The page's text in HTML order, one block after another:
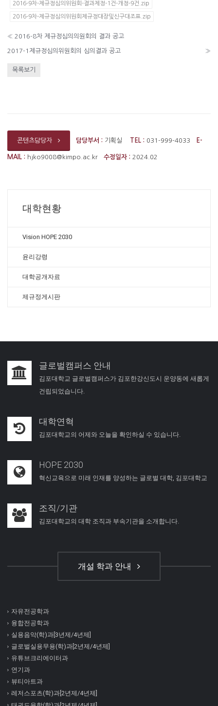
2016-9차-제규정심의위원회-결과제정-1건-개정-9건.zip
2016-9차-제규정심의위원회제규정대장및신구대조표.zip
« 2016-8차 제규정심의의원회의 결과 공고
2017-1제규정심의위원회의 심의결과 공고 »
목록보기
콘텐츠담당자 담당부서 : 기획실 TEL : 031-999-4033 E-
MAIL : hjko9008@kimpo.ac.kr 수정일자 : 2024.02
대학현황
Vision HOPE 2030
윤리강령
대학공개자료
제규정게시판
글로벌캠퍼스 안내
김포대학교 글로벌캠퍼스가 김포한강신도시 운양동에 새롭게
건립되었습니다.
대학연혁
김포대학교의 어제와 오늘을 확인하실 수 있습니다.
HOPE 2030
혁신교육으로 미래 인재를 양성하는 글로벌 대학, 김포대학교
조직/기관
김포대학교의 대학 조직과 부속기관을 소개합니다.
개설 학과 안내
자유전공학과
융합전공학과
실용음악(학)과[3년제/4년제]
글로벌실용무용(학)과[2년제/4년제]
유튜브크리에이터과
연기과
뷰티아트과
레저스포츠(학)과[2년제/4년제]